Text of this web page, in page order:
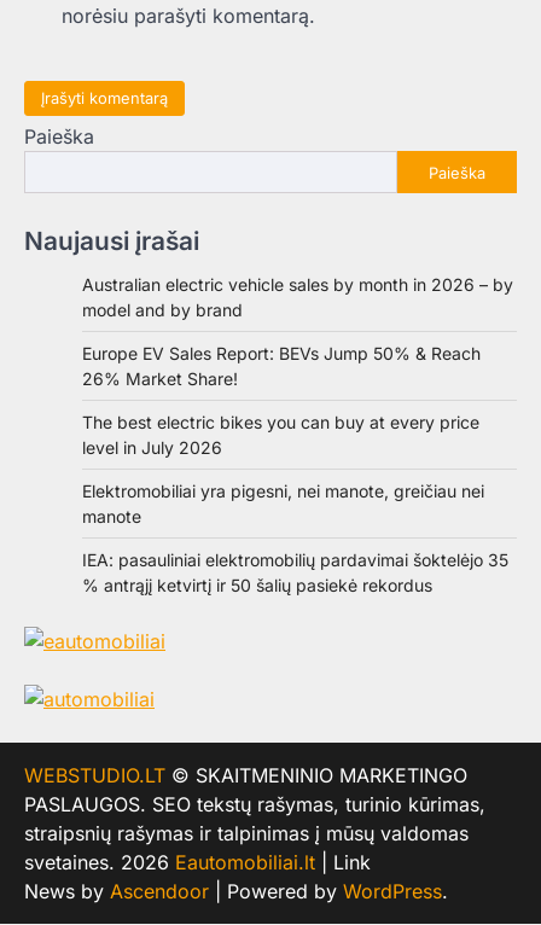
norėsiu parašyti komentarą.
Paieška
Paieška
Naujausi įrašai
Australian electric vehicle sales by month in 2026 – by
model and by brand
Europe EV Sales Report: BEVs Jump 50% & Reach
26% Market Share!
The best electric bikes you can buy at every price
level in July 2026
Elektromobiliai yra pigesni, nei manote, greičiau nei
manote
IEA: pasauliniai elektromobilių pardavimai šoktelėjo 35
% antrąjį ketvirtį ir 50 šalių pasiekė rekordus
WEBSTUDIO.LT © SKAITMENINIO MARKETINGO
PASLAUGOS. SEO tekstų rašymas, turinio kūrimas,
straipsnių rašymas ir talpinimas į mūsų valdomas
svetaines. 2026 Eautomobiliai.lt | Link
News by Ascendoor | Powered by WordPress.